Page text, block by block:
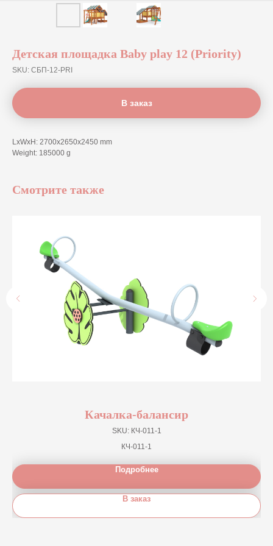
Детская площадка Baby play 12 (Priority)
SKU: СБП-12-PRI
В заказ
LxWxH: 2700x2650x2450 mm
Weight: 185000 g
Смотрите также
Качалка-балансир
SKU: КЧ-011-1
КЧ-011-1
Подробнее
В заказ